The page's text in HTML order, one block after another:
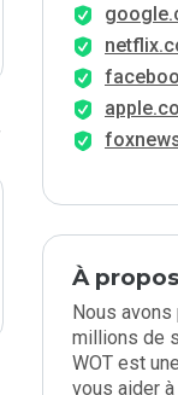
À
Nous
millions de
WOT est
vous aider